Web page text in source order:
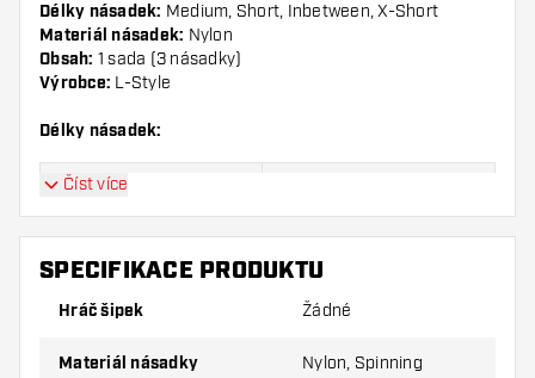
Délky násadek: Medium, Short, Inbetween, X-Short
Materiál násadek: Nylon
Obsah: 1 sada (3 násadky)
Výrobce: L-Style
Délky násadek:
Velikost:
Velikost 130 Extra Short, viz obrázek
Velikost 260 Inbetween, viz obrázek
Číst více
SPECIFIKACE PRODUKTU
Hráč šipek Žádné
Materiál násadky Nylon, Spinning